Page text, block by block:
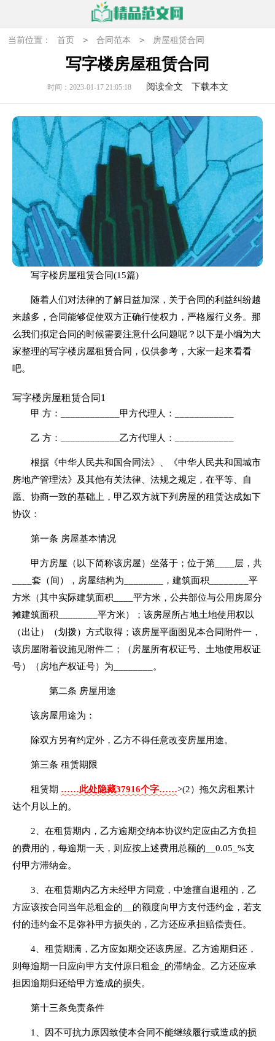
当前位置： 首页 > 合同范本 > 房屋租赁合同
写字楼房屋租赁合同
时间：2023-01-17 21:05:18 阅读全文 下载本文
写字楼房屋租赁合同(15篇)
随着人们对法律的了解日益加深，关于合同的利益纠纷越
来越多，合同能够促使双方正确行使权力，严格履行义务。那
么我们拟定合同的时候需要注意什么问题呢？以下是小编为大
家整理的写字楼房屋租赁合同，仅供参考，大家一起来看看
吧。
写字楼房屋租赁合同1
甲 方：____________甲方代理人：____________
乙 方：____________乙方代理人：____________
根据《中华人民共和国合同法》、《中华人民共和国城市
房地产管理法》及其他有关法律、法规之规定，在平等、自
愿、协商一致的基础上，甲乙双方就下列房屋的租赁达成如下
协议：
第一条 房屋基本情况
甲方房屋（以下简称该房屋）坐落于；位于第____层，共
____套（间），房屋结构为________，建筑面积________平
方米（其中实际建筑面积____平方米，公共部位与公用房屋分
摊建筑面积________平方米）；该房屋所占地土地使用权以
（出让）（划拨）方式取得；该房屋平面图见本合同附件一，
该房屋附着设施见附件二；（房屋所有权证号、土地使用权证
号）（房地产权证号）为________。
第二条 房屋用途
该房屋用途为：
除双方另有约定外，乙方不得任意改变房屋用途。
第三条 租赁期限
租赁期 ……此处隐藏37916个字……>(2）拖欠房租累计
达个月以上的。
2、在租赁期内，乙方逾期交纳本协议约定应由乙方负担
的费用的，每逾期一天，则应按上述费用总额的__0.05_%支
付甲方滞纳金。
3、在租赁期内乙方未经甲方同意，中途擅自退租的，乙
方应该按合同当年总租金的__的额度向甲方支付违约金，若支
付的违约金不足弥补甲方损失的，乙方还应承担赔偿责任。
4、租赁期满，乙方应如期交还该房屋。乙方逾期归还，
则每逾期一日应向甲方支付原日租金_的滞纳金。乙方还应承
担因逾期归还给甲方造成的损失。
第十三条免责条件
1、因不可抗力原因致使本合同不能继续履行或造成的损